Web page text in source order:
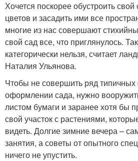
Хочется поскорее обустроить свой
цветов и засадить ими все
многие из нас совершают
свой сад все, что приглянулось.
категорически нельзя, считает
Наталия Ульянова.
Чтобы не совершить ряд
оформлении сада, нужно
листом бумаги и заранее хотя бы
свой участок с растениями,
видеть. Долгие зимние вечера –
занятия, а советы от опытного
ничего не упустить.